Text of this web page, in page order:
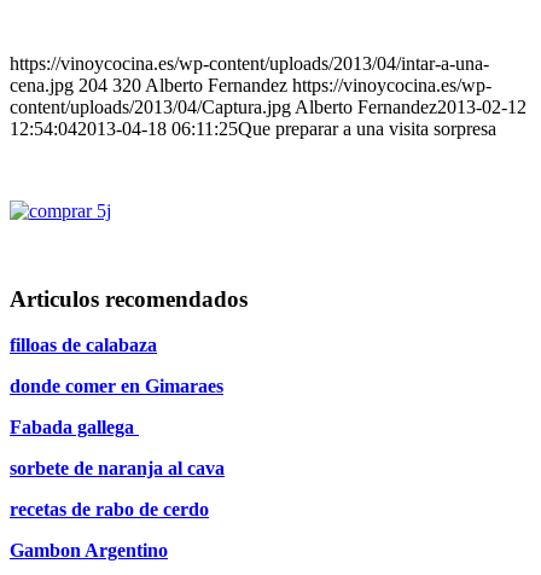
https://vinoycocina.es/wp-content/uploads/2013/04/intar-a-una-
cena.jpg 204 320 Alberto Fernandez https://vinoycocina.es/wp-
content/uploads/2013/04/Captura.jpg Alberto Fernandez2013-02-12
12:54:042013-04-18 06:11:25Que preparar a una visita sorpresa
Articulos recomendados
filloas de calabaza
donde comer en Gimaraes
Fabada gallega
sorbete de naranja al cava
recetas de rabo de cerdo
Gambon Argentino